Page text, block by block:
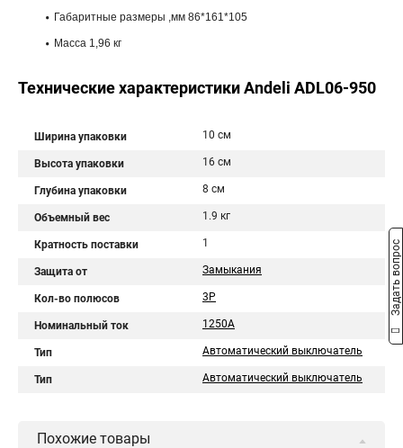
Габаритные размеры ,мм 86*161*105
Масса 1,96 кг
Технические характеристики Andeli ADL06-950
Ширина упаковки 10 см
Высота упаковки 16 см
Глубина упаковки 8 см
Объемный вес 1.9 кг
Кратность поставки 1
Защита от Замыкания
Кол-во полюсов 3P
Номинальный ток 1250A
Тип Автоматический выключатель
Тип Автоматический выключатель
Похожие товары
Задать вопрос